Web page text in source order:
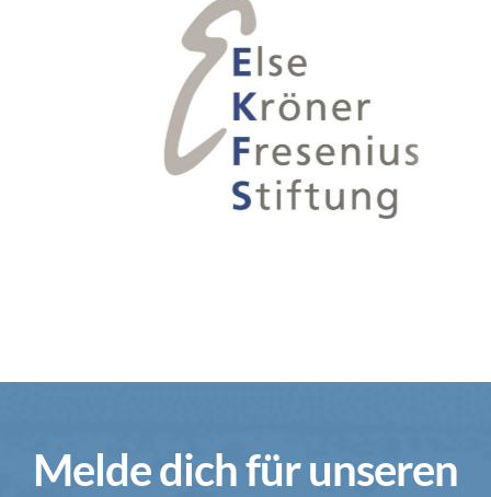
Melde dich für unseren